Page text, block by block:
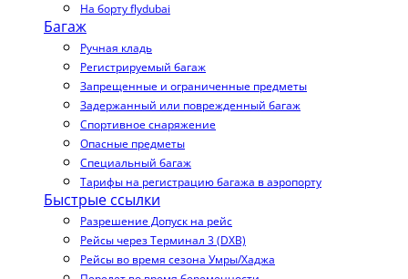
На борту flydubai
Багаж
Ручная кладь
Регистрируемый багаж
Запрещенные и ограниченные предметы
Задержанный или поврежденный багаж
Спортивное снаряжение
Опасные предметы
Специальный багаж
Тарифы на регистрацию багажа в аэропорту
Быстрые ссылки
Разрешение Допуск на рейс
Рейсы через Терминал 3 (DXB)
Рейсы во время сезона Умры/Хаджа